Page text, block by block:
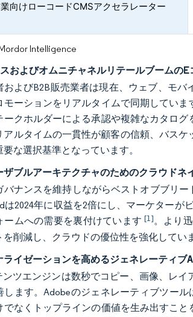
向けローコードCMSアクセラレーター
Intelligence
およびオムニチャネルリテールブームの
およびB2B販売業者は現在、ウェブ、モ
モーションをリアルタイムで同期してい
ークホルダーによる承認や複雑なカタロ
アルタイムの一貫性が顧客の信頼、バス
要な選択基準となっています。
ザブルアーキテクチャのためのクラウドネ
バナンスを維持しながらベストオブブリ
は2024年に収益を2倍にし、マーケター
ームへの需要を裏付けています [1]。より
を削減し、クラウドの優位性を強化してい
ライゼーションを高めるジェネレーティブ
ンツエンジンは数秒でコピー、画像、レ
します。Adobeのジェネレーティブツー
でなくトップラインの価値を生み出すこ